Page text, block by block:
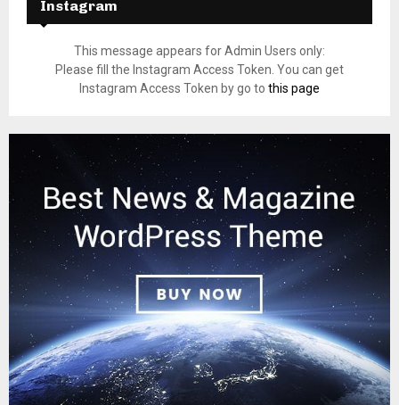
Instagram
This message appears for Admin Users only:
Please fill the Instagram Access Token. You can get
Instagram Access Token by go to this page